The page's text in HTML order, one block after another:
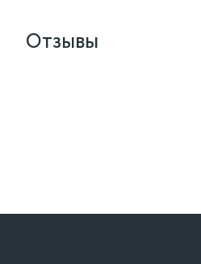
Отзывы